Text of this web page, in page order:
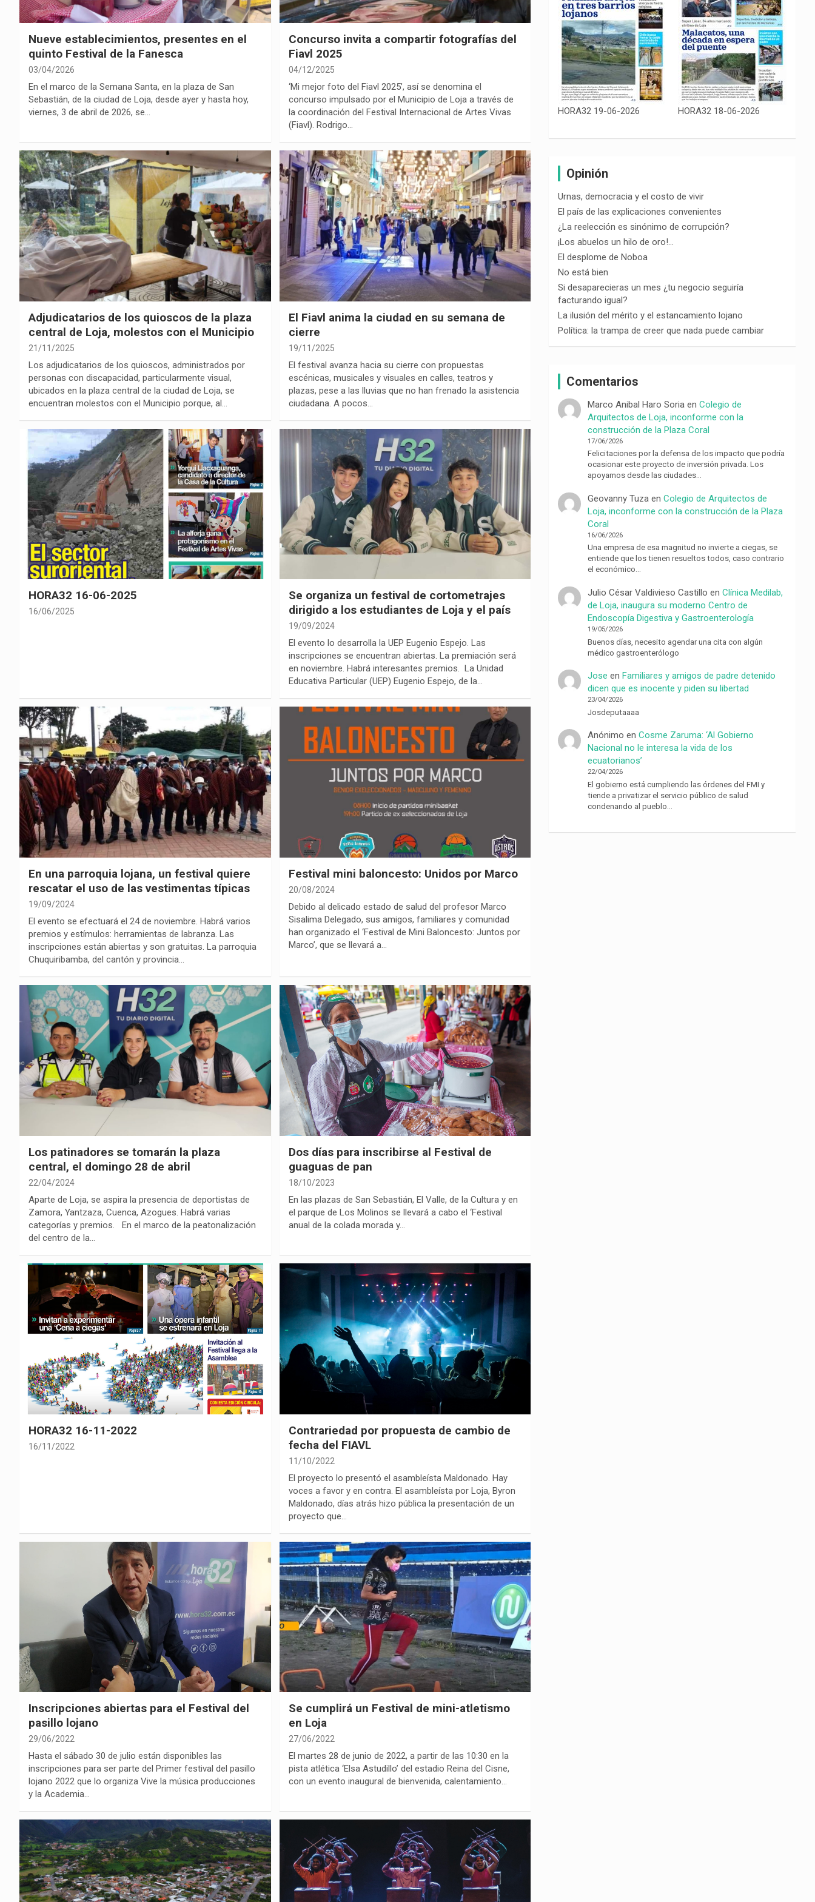
Nueve establecimientos, presentes en el
quinto Festival de la Fanesca
03/04/2026
En el marco de la Semana Santa, en la plaza de San
Sebastián, de la ciudad de Loja, desde ayer y hasta hoy,
viernes, 3 de abril de 2026, se…
Concurso invita a compartir fotografías del
Fiavl 2025
04/12/2025
‘Mi mejor foto del Fiavl 2025’, así se denomina el
concurso impulsado por el Municipio de Loja a través de
la coordinación del Festival Internacional de Artes Vivas
(Fiavl). Rodrigo…
Adjudicatarios de los quioscos de la plaza
central de Loja, molestos con el Municipio
21/11/2025
Los adjudicatarios de los quioscos, administrados por
personas con discapacidad, particularmente visual,
ubicados en la plaza central de la ciudad de Loja, se
encuentran molestos con el Municipio porque, al…
El Fiavl anima la ciudad en su semana de
cierre
19/11/2025
El festival avanza hacia su cierre con propuestas
escénicas, musicales y visuales en calles, teatros y
plazas, pese a las lluvias que no han frenado la asistencia
ciudadana. A pocos…
HORA32 16-06-2025
16/06/2025
Se organiza un festival de cortometrajes
dirigido a los estudiantes de Loja y el país
19/09/2024
El evento lo desarrolla la UEP Eugenio Espejo. Las
inscripciones se encuentran abiertas. La premiación será
en noviembre. Habrá interesantes premios. La Unidad
Educativa Particular (UEP) Eugenio Espejo, de la…
En una parroquia lojana, un festival quiere
rescatar el uso de las vestimentas típicas
19/09/2024
El evento se efectuará el 24 de noviembre. Habrá varios
premios y estímulos: herramientas de labranza. Las
inscripciones están abiertas y son gratuitas. La parroquia
Chuquiribamba, del cantón y provincia…
Festival mini baloncesto: Unidos por Marco
20/08/2024
Debido al delicado estado de salud del profesor Marco
Sisalima Delegado, sus amigos, familiares y comunidad
han organizado el ‘Festival de Mini Baloncesto: Juntos por
Marco’, que se llevará a…
Los patinadores se tomarán la plaza
central, el domingo 28 de abril
22/04/2024
Aparte de Loja, se aspira la presencia de deportistas de
Zamora, Yantzaza, Cuenca, Azogues. Habrá varias
categorías y premios. En el marco de la peatonalización
del centro de la…
Dos días para inscribirse al Festival de
guaguas de pan
18/10/2023
En las plazas de San Sebastián, El Valle, de la Cultura y en
el parque de Los Molinos se llevará a cabo el ‘Festival
anual de la colada morada y…
HORA32 16-11-2022
16/11/2022
Contrariedad por propuesta de cambio de
fecha del FIAVL
11/10/2022
El proyecto lo presentó el asambleísta Maldonado. Hay
voces a favor y en contra. El asambleísta por Loja, Byron
Maldonado, días atrás hizo pública la presentación de un
proyecto que…
Inscripciones abiertas para el Festival del
pasillo lojano
29/06/2022
Hasta el sábado 30 de julio están disponibles las
inscripciones para ser parte del Primer festival del pasillo
lojano 2022 que lo organiza Vive la música producciones
y la Academia…
Se cumplirá un Festival de mini-atletismo
en Loja
27/06/2022
El martes 28 de junio de 2022, a partir de las 10:30 en la
pista atlética ‘Elsa Astudillo’ del estadio Reina del Cisne,
con un evento inaugural de bienvenida, calentamiento…
HORA32 19-06-2026 HORA32 18-06-2026
Opinión
Urnas, democracia y el costo de vivir
El país de las explicaciones convenientes
¿La reelección es sinónimo de corrupción?
¡Los abuelos un hilo de oro!…
El desplome de Noboa
No está bien
Si desaparecieras un mes ¿tu negocio seguiría
facturando igual?
La ilusión del mérito y el estancamiento lojano
Política: la trampa de creer que nada puede cambiar
Comentarios
Marco Anibal Haro Soria enColegio de
Arquitectos de Loja, inconforme con la
construcción de la Plaza Coral
17/06/2026
Felicitaciones por la defensa de los impacto que podría
ocasionar este proyecto de inversión privada. Los
apoyamos desde las ciudades…
Geovanny Tuza enColegio de Arquitectos de
Loja, inconforme con la construcción de la Plaza
Coral
16/06/2026
Una empresa de esa magnitud no invierte a ciegas, se
entiende que los tienen resueltos todos, caso contrario
el económico…
Julio César Valdivieso Castillo enClínica Medilab,
de Loja, inaugura su moderno Centro de
Endoscopía Digestiva y Gastroenterología
19/05/2026
Buenos días, necesito agendar una cita con algún
médico gastroenterólogo
Jose enFamiliares y amigos de padre detenido
dicen que es inocente y piden su libertad
23/04/2026
Josdeputaaaa
Anónimo enCosme Zaruma: ‘Al Gobierno
Nacional no le interesa la vida de los
ecuatorianos’
22/04/2026
El gobierno está cumpliendo las órdenes del FMI y
tiende a privatizar el servicio público de salud
condenando al pueblo…